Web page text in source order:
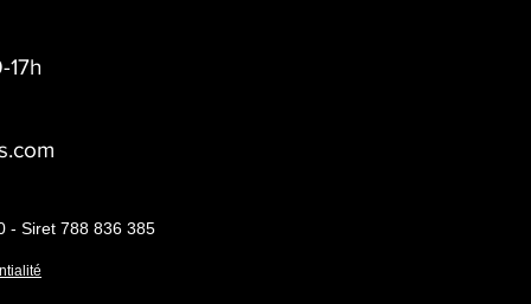
- Siret 788 836 385